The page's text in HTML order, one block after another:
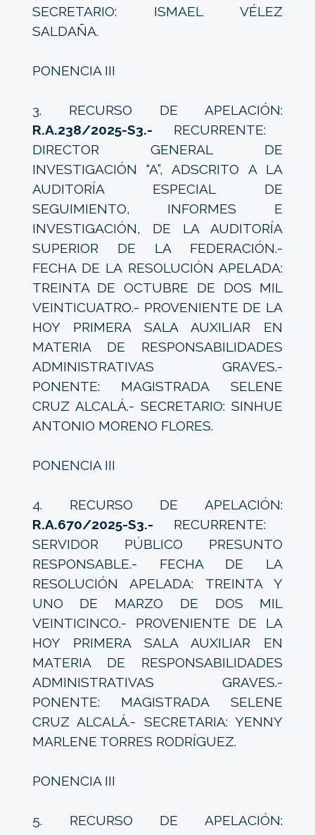
SECRETARIO: ISMAEL VÉLEZ
SALDAÑA.
PONENCIA III
3. RECURSO DE APELACIÓN:
R.A.238/2025-S3.- RECURRENTE:
DIRECTOR GENERAL DE
INVESTIGACIÓN “A”, ADSCRITO A LA
AUDITORÍA ESPECIAL DE
SEGUIMIENTO, INFORMES E
INVESTIGACIÓN, DE LA AUDITORÍA
SUPERIOR DE LA FEDERACIÓN.-
FECHA DE LA RESOLUCIÓN APELADA:
TREINTA DE OCTUBRE DE DOS MIL
VEINTICUATRO.- PROVENIENTE DE LA
HOY PRIMERA SALA AUXILIAR EN
MATERIA DE RESPONSABILIDADES
ADMINISTRATIVAS GRAVES.-
PONENTE: MAGISTRADA SELENE
CRUZ ALCALÁ.- SECRETARIO: SINHUE
ANTONIO MORENO FLORES.
PONENCIA III
4. RECURSO DE APELACIÓN:
R.A.670/2025-S3.- RECURRENTE:
SERVIDOR PÚBLICO PRESUNTO
RESPONSABLE.- FECHA DE LA
RESOLUCIÓN APELADA: TREINTA Y
UNO DE MARZO DE DOS MIL
VEINTICINCO.- PROVENIENTE DE LA
HOY PRIMERA SALA AUXILIAR EN
MATERIA DE RESPONSABILIDADES
ADMINISTRATIVAS GRAVES.-
PONENTE: MAGISTRADA SELENE
CRUZ ALCALÁ.- SECRETARIA: YENNY
MARLENE TORRES RODRÍGUEZ.
PONENCIA III
5. RECURSO DE APELACIÓN: